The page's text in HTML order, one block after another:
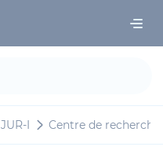
JUR-I Centre de